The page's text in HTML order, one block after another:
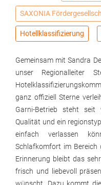
SAXONIA
Hotellklassifizierung
Gemeinsam mit Sandra
unser Regionalleiter
ganz offiziell Sterne
Garni-Betrieb steht
Qualität und ein
einfach verlassen
Schlafkomfort im Bereich
Erinnerung bleibt das
frisch und liebevoll